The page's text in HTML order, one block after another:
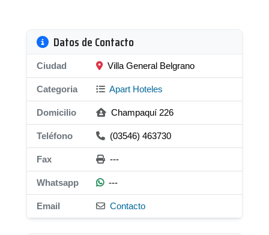
Datos de Contacto
Ciudad Villa General Belgrano
Categoria Apart Hoteles
Domicilio Champaquí 226
Teléfono (03546) 463730
Fax ---
Whatsapp ---
Email Contacto